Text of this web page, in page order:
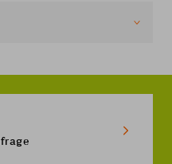
automatisch, wenn
surfen und im